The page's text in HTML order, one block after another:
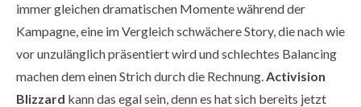
immer gleichen dramatischen Momente während der
Kampagne, eine im Vergleich schwächere Story, die nach wie
vor unzulänglich präsentiert wird und schlechtes Balancing
machen dem einen Strich durch die Rechnung.Activision
Blizzard kann das egal sein, denn es hat sich bereits jetzt